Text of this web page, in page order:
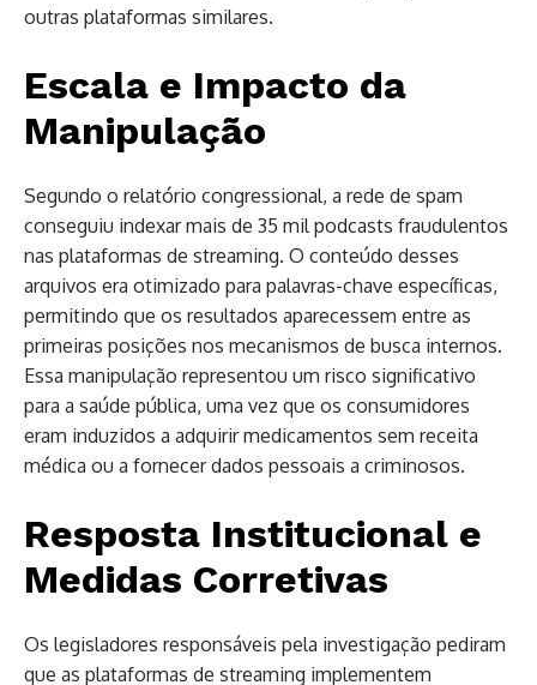
outras plataformas similares.
Escala e Impacto da
Manipulação
Segundo o relatório congressional, a rede de spam
conseguiu indexar mais de 35 mil podcasts fraudulentos
nas plataformas de streaming. O conteúdo desses
arquivos era otimizado para palavras-chave específicas,
permitindo que os resultados aparecessem entre as
primeiras posições nos mecanismos de busca internos.
Essa manipulação representou um risco significativo
para a saúde pública, uma vez que os consumidores
eram induzidos a adquirir medicamentos sem receita
médica ou a fornecer dados pessoais a criminosos.
Resposta Institucional e
Medidas Corretivas
Os legisladores responsáveis pela investigação pediram
que as plataformas de streaming implementem